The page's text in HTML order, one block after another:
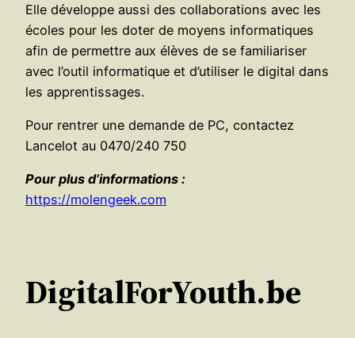
Elle développe aussi des collaborations avec les
écoles pour les doter de moyens informatiques
afin de permettre aux élèves de se familiariser
avec l’outil informatique et d’utiliser le digital dans
les apprentissages.
Pour rentrer une demande de PC, contactez
Lancelot au 0470/240 750
Pour plus d’informations :
https://molengeek.com
DigitalForYouth.be